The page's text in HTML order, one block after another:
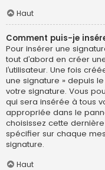
Haut
Comment puis-je
Pour insérer une
tout d’abord en créer
l’utilisateur. Une fois
une signature » depuis
votre signature. Vous
qui sera insérée à tous
appropriée dans le
choisissez cette
spécifier sur chaque
signature.
Haut